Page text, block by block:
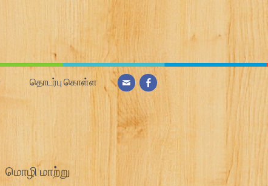
தொடர்பு கொள்ள
மொழி மாற்று